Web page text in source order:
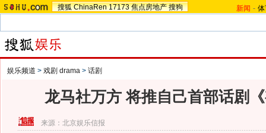
搜狐 ChinaRen 17173 焦点房地产 搜狗 新闻 -
娱乐频道 > 戏剧 drama > 话剧
龙马社万方 将推自己首部话剧
来源： 北京娱乐信报